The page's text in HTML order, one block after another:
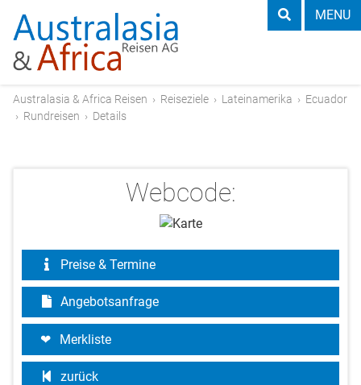
MENU
Australasia & Africa Reisen › Reiseziele › Lateinamerika › Ecuador
› Rundreisen › Details
Webcode:
Preise & Termine
Angebotsanfrage
Merkliste
zurück